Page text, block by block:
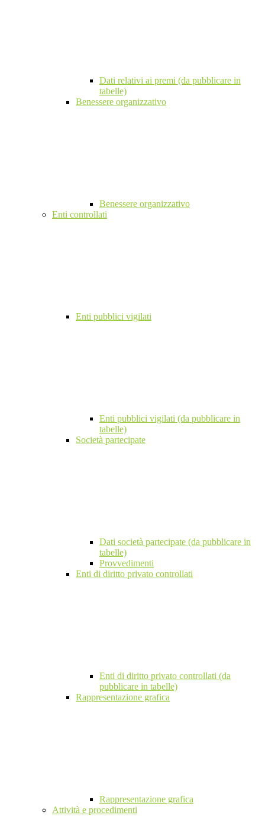
Dati relativi ai premi (da pubblicare in
tabelle)
Benessere organizzativo
Benessere organizzativo
Enti controllati
Enti pubblici vigilati
Enti pubblici vigilati (da pubblicare in
tabelle)
Società partecipate
Dati società partecipate (da pubblicare in
tabelle)
Provvedimenti
Enti di diritto privato controllati
Enti di diritto privato controllati (da
pubblicare in tabelle)
Rappresentazione grafica
Rappresentazione grafica
Attività e procedimenti